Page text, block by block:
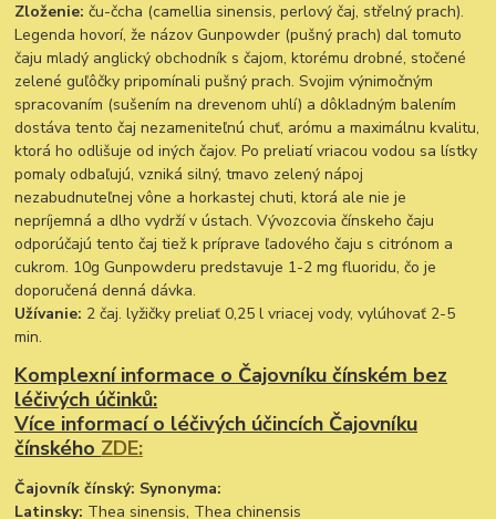
Zloženie: ču-čcha (camellia sinensis, perlový čaj, střelný prach).
Legenda hovorí, že názov Gunpowder (pušný prach) dal tomuto
čaju mladý anglický obchodník s čajom, ktorému drobné, stočené
zelené guľôčky pripomínali pušný prach. Svojim výnimočným
spracovaním (sušením na drevenom uhlí) a dôkladným balením
dostáva tento čaj nezameniteľnú chuť, arómu a maximálnu kvalitu,
ktorá ho odlišuje od iných čajov. Po preliatí vriacou vodou sa lístky
pomaly odbaľujú, vzniká silný, tmavo zelený nápoj
nezabudnuteľnej vône a horkastej chuti, ktorá ale nie je
nepríjemná a dlho vydrží v ústach. Vývozcovia čínskeho čaju
odporúčajú tento čaj tiež k príprave ľadového čaju s citrónom a
cukrom. 10g Gunpowderu predstavuje 1-2 mg fluoridu, čo je
doporučená denná dávka.
Užívanie: 2 čaj. lyžičky preliať 0,25 l vriacej vody, vylúhovať 2-5
min.
Komplexní informace o Čajovníku čínském bez
léčivých účinků:
Více informací o léčivých účincích Čajovníku
čínského ZDE:
Čajovník čínský: Synonyma:
Latinsky: Thea sinensis, Thea chinensis